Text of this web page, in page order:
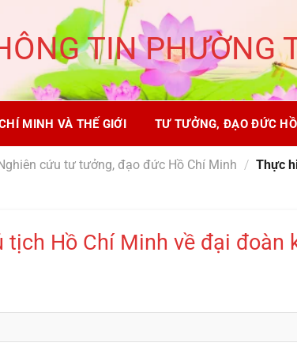
TIN PHƯỜNG
MINH VÀ THẾ GIỚI TƯ TƯỞNG, ĐẠO ĐỨC
cứu tư tưởng, đạo đức Hồ Chí Minh / Thực
Hồ Chí Minh về đại đoàn